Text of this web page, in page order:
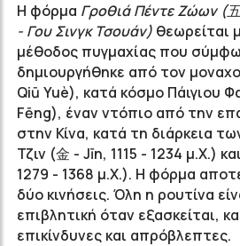
Η φόρμα Γροθιά Πέντε Ζώων (
- Γου Σινγκ Τσουάν) θεωρείται
μέθοδος πυγμαχίας που
δημιουργήθηκε από τον
Qiū Yuè), κατά κόσμο Πάιγιου
Fēng), έναν ντόπιο από την
στην Κίνα, κατά τη διάρκεια
Τζιν (金 - Jīn, 1115 - 1234 μ.Χ.)
1279 - 1368 μ.Χ.). Η φόρμα
δύο κινήσεις. Όλη η ρουτίνα
επιβλητική όταν εξασκείται,
επικίνδυνες και απρόβλεπτες.